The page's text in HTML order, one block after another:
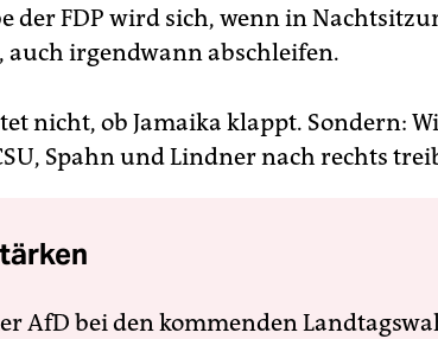
der FDP wird sich, wenn in
irgendwann abschleifen.
nicht, ob Jamaika klappt. Sondern:
Spahn und Lindner nach rechts
AfD bei den kommenden